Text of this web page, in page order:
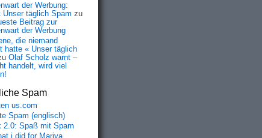
der Werbung:
Unser täglich Spam zu
Beitrag zur
der Werbung
die niemand
hatte « Unser täglich
Olaf Scholz warnt –
handelt, wird viel
Spam
us.com
Spam (englisch)
2.0: Spaß mit Spam
i did for Mariya